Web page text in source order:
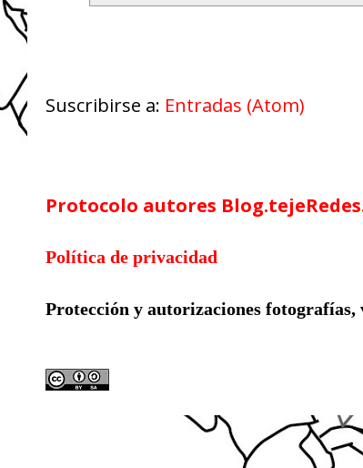
Suscribirse a: Entradas (Atom)
Protocolo autores
Política de privacidad
Protección y autorizaciones fotografías,